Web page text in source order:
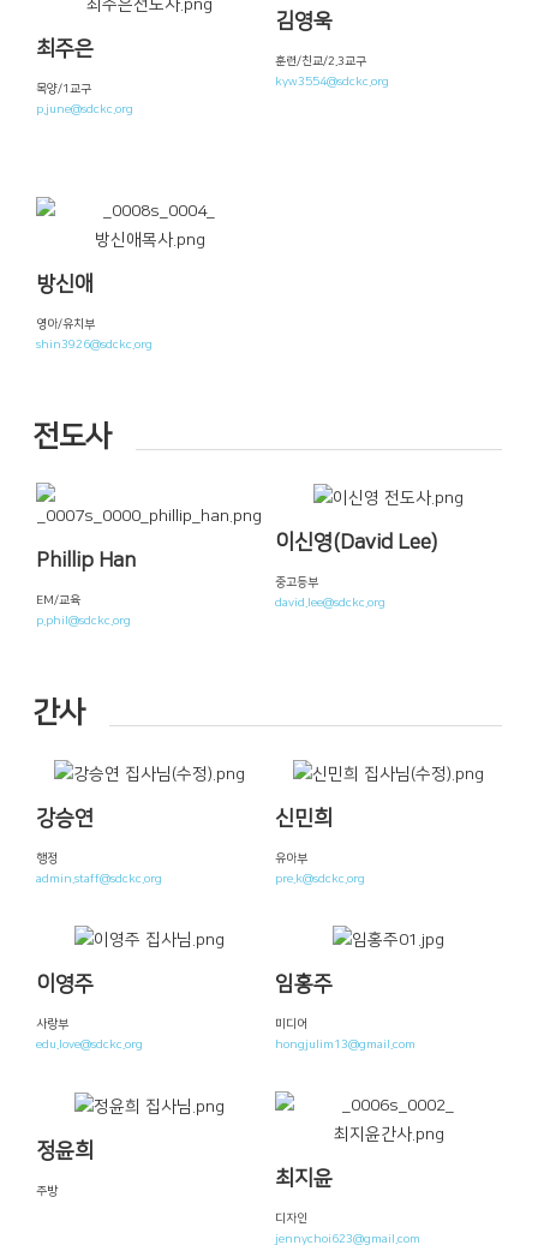
최주은
목양/1교구
p.june@sdckc.org
김영욱
훈련/친교/2.3교구
kyw3554@sdckc.org
방신애
영아/유치부
shin3926@sdckc.org
전도사
Phillip Han
EM/교육
p.phil@sdckc.org
이신영(David Lee)
중고등부
david.lee@sdckc.org
간사
강승연
행정
admin.staff@sdckc.org
신민희
유아부
pre.k@sdckc.org
이영주
사랑부
edu.love@sdckc.org
임홍주
미디어
hongjulim13@gmail.com
정윤희
주방
최지윤
디자인
jennychoi623@gmail.com